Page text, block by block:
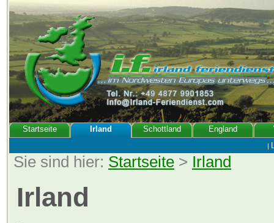
Startseite Irland Schottland England
|
Sie sind hier: Startseite > Irland
Irland